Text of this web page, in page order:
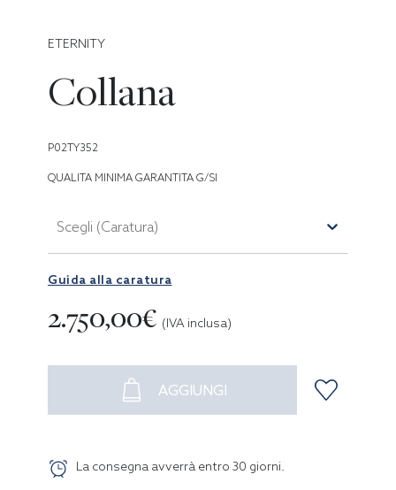
ETERNITY
Collana
P02TY352
QUALITA MINIMA GARANTITA G/SI
Scegli (Caratura)
Guida alla caratura
2.750,00€ (IVA inclusa)
AGGIUNGI
La consegna avverrà entro 30 giorni.